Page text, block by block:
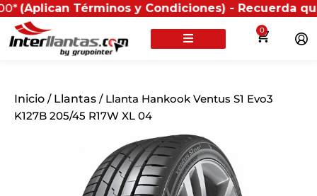
Términos y Condiciones) - Recuerda que si
0
Inicio / Llantas / Llanta Hankook Ventus S1 Evo3
K127B 205/45 R17W XL 04